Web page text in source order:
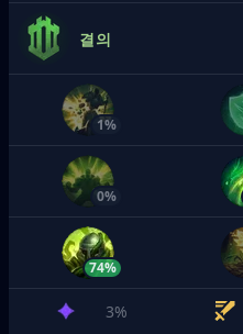
결의
1%
0%
74%
3%